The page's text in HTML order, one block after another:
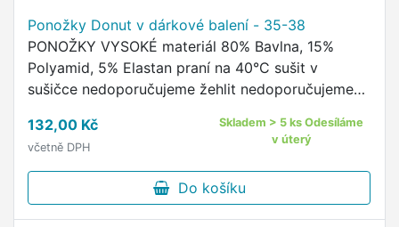
Ponožky Donut v dárkové balení - 35-38
PONOŽKY VYSOKÉ materiál 80% Bavlna, 15%
Polyamid, 5% Elastan praní na 40°C sušit v
sušičce nedoporučujeme žehlit nedoporučujeme
originálním vzorem od českého …
132,00 Kč
včetně DPH
Skladem > 5 ks Odesíláme
v úterý
Do košíku